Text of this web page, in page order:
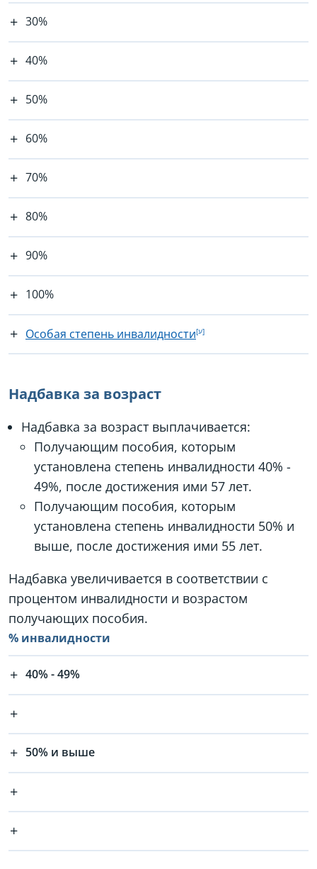
30%
40%
50%
60%
70%
80%
90%
100%
Особая степень инвалидности
Надбавка за возраст
Надбавка за возраст выплачивается:
Получающим пособия, которым
установлена степень инвалидности 40% -
49%, после достижения ими 57 лет.
Получающим пособия, которым
установлена степень инвалидности 50% и
выше, после достижения ими 55 лет.
Надбавка увеличивается в соответствии с
процентом инвалидности и возрастом
получающих пособия.
% инвалидности
40% - 49%
50% и выше